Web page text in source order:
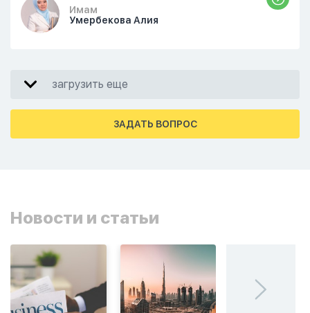
голову начали лезть только хорошие
мысли,во второй раз когда я решила в
ошибиться и то что намаз не
примется,совершила истихар во время
Имам
Умербекова Алия
загрузить еще
ЗАДАТЬ ВОПРОС
Новости и статьи